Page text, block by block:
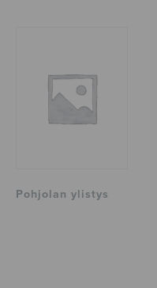
Pohjolan ylistys